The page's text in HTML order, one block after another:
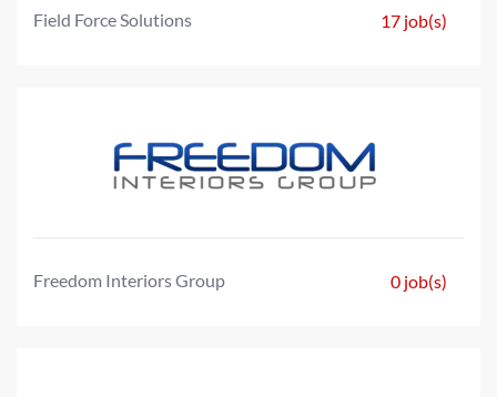
Field Force Solutions 17 job(s)
Freedom Interiors Group 0 job(s)